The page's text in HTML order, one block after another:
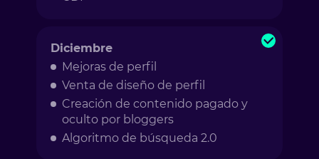
Diciembre
Mejoras de perfil
Venta de diseño de perfil
Creación de contenido pagado y
oculto por bloggers
Algoritmo de búsqueda 2.0